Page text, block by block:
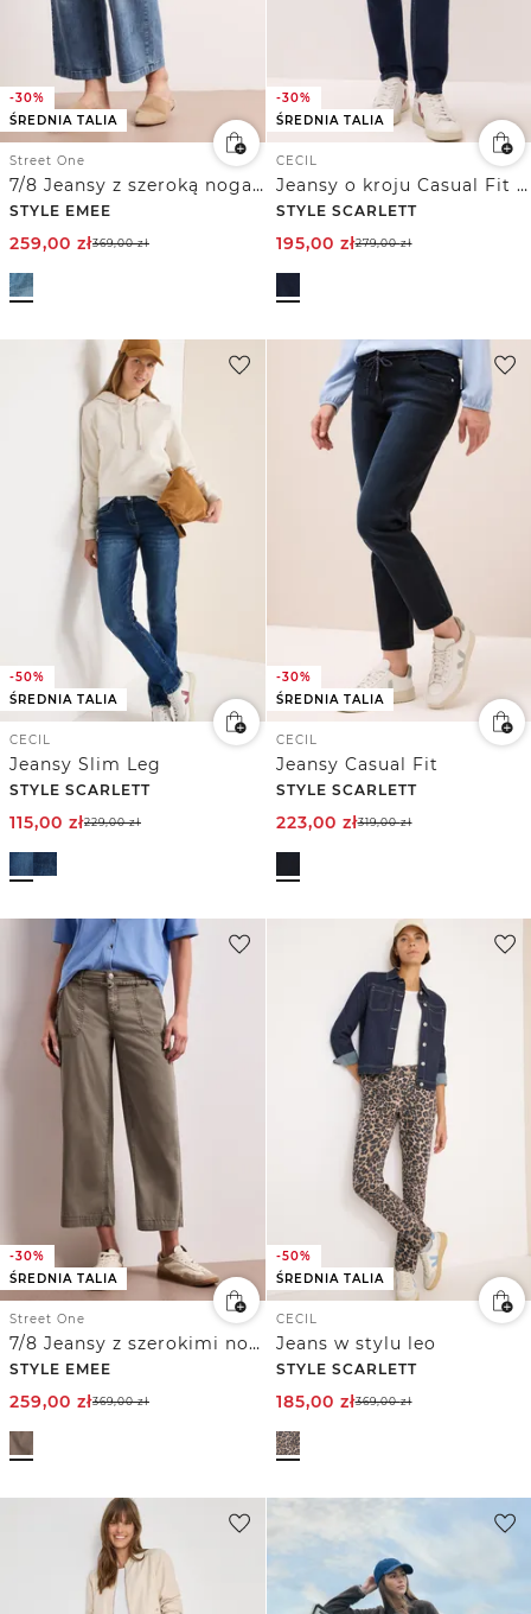
-30%
ŚREDNIA TALIA
Street One
7/8 Jeansy z szeroką nogawką Mid Waist w paski
STYLE EMEE
259,00 zł369,00zł
-30%
ŚREDNIA TALIA
CECIL
Jeansy o kroju Casual Fit z wykończeniem Rinsed
STYLE SCARLETT
195,00 zł279,00zł
-50%
ŚREDNIA TALIA
CECIL
Jeansy Slim Leg
STYLE SCARLETT
115,00 zł229,00zł
-30%
ŚREDNIA TALIA
CECIL
Jeansy Casual Fit
STYLE SCARLETT
223,00 zł319,00zł
-30%
ŚREDNIA TALIA
Street One
7/8 Jeansy z szerokimi nogawkami i paskiem
STYLE EMEE
259,00 zł369,00zł
-50%
ŚREDNIA TALIA
CECIL
Jeans w stylu leo
STYLE SCARLETT
185,00 zł369,00zł